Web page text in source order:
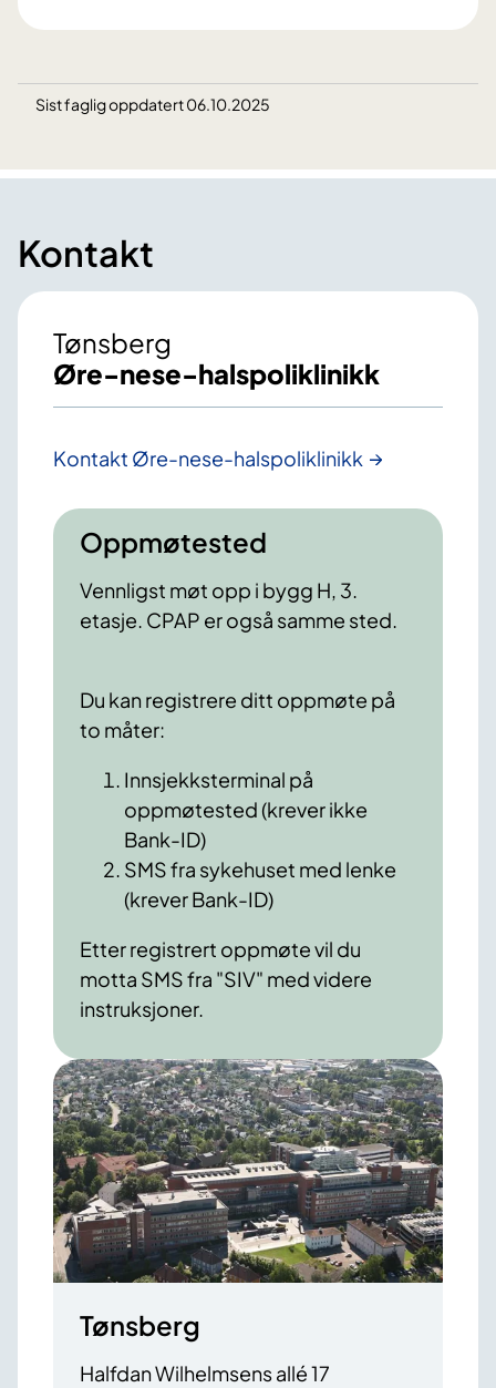
Sist faglig oppdatert 06.10.2025
Kontakt
Tønsberg
Øre-nese-halspoliklinikk
Kontakt Øre-nese-halspoliklinikk
Oppmøtested
Vennligst møt opp i bygg H, 3.
etasje. CPAP er også samme sted.
Du kan registrere ditt oppmøte på
to måter:
Innsjekksterminal på
oppmøtested (krever ikke
Bank-ID)
SMS fra sykehuset med lenke
(krever Bank-ID)
Etter registrert oppmøte vil du
motta SMS fra "SIV" med videre
instruksjoner.
Tønsberg
Halfdan Wilhelmsens allé 17